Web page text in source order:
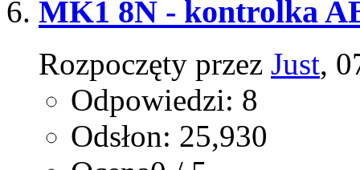
MK1 8N - kontrolka
Rozpoczęty przez Just,
Odpowiedzi: 8
Odsłon: 25,930